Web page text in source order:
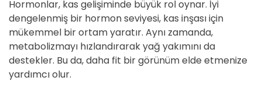
Hormonlar, kas gelişiminde büyük rol oynar. İyi
dengelenmiş bir hormon seviyesi, kas inşası için
mükemmel bir ortam yaratır. Aynı zamanda,
metabolizmayı hızlandırarak yağ yakımını da
destekler. Bu da, daha fit bir görünüm elde etmenize
yardımcı olur.